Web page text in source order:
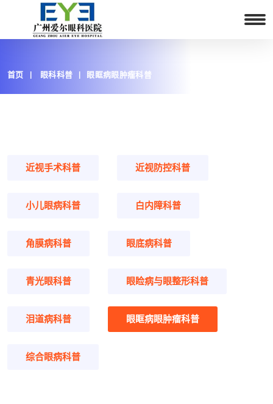
首页 眼科科普 眼眶病眼肿瘤科普
近视手术科普 近视防控科普
小儿眼病科普 白内障科普
角膜病科普 眼底病科普
青光眼科普 眼睑病与眼整形科普
泪道病科普 眼眶病眼肿瘤科普
综合眼病科普